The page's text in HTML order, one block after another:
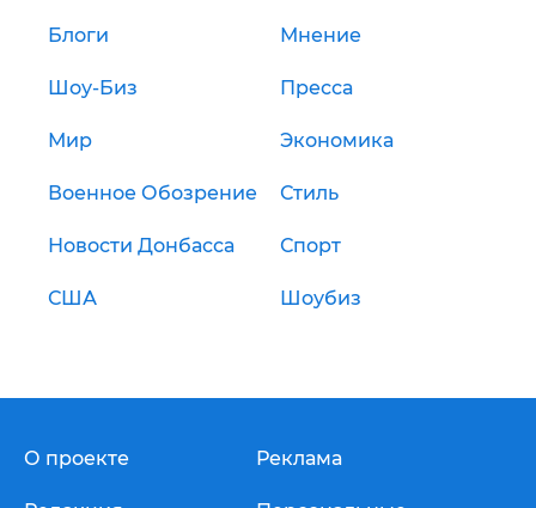
Блоги Мнение
Шоу-Биз Пресса
Мир Экономика
Военное Обозрение Стиль
Новости Донбасса Спорт
США Шоубиз
О проекте Реклама